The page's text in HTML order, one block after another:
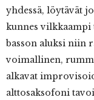
yhdessä, löytävät
kunnes
basson aluksi niin
voimallinen,
alkavat
alttosaksofoni